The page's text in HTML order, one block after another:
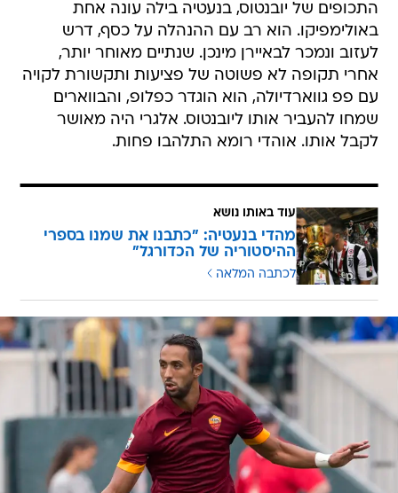
התכופים של יובנטוס, בנעטיה בילה עונה אחת
באולימפיקו. הוא רב עם ההנהלה על כסף, דרש
לעזוב ונמכר לבאיירן מינכן. שנתיים מאוחר יותר,
אחרי תקופה לא פשוטה של פציעות ותקשורת לקויה
עם פפ גווארדיולה, הוא הוגדר כפלופ, והבווארים
שמחו להעביר אותו ליובנטוס. אלגרי היה מאושר
לקבל אותו. אוהדי רומא התלהבו פחות.
עוד באותו נושא
מהדי בנעטיה: "כתבנו את שמנו בספרי
ההיסטוריה של הכדורגל"
לכתבה המלאה